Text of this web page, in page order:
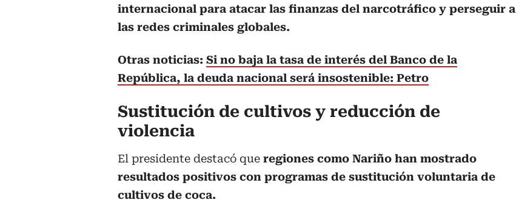
internacional para atacar las finanzas del narcotráfico y perseguir a
las redes criminales globales.
Otras noticias: Si no baja la tasa de interés del Banco de la
República, la deuda nacional será insostenible: Petro
Sustitución de cultivos y reducción de
violencia
El presidente destacó que regiones como Nariño han mostrado
resultados positivos con programas de sustitución voluntaria de
cultivos de coca.